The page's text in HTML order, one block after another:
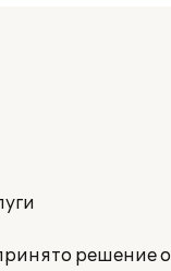
решение